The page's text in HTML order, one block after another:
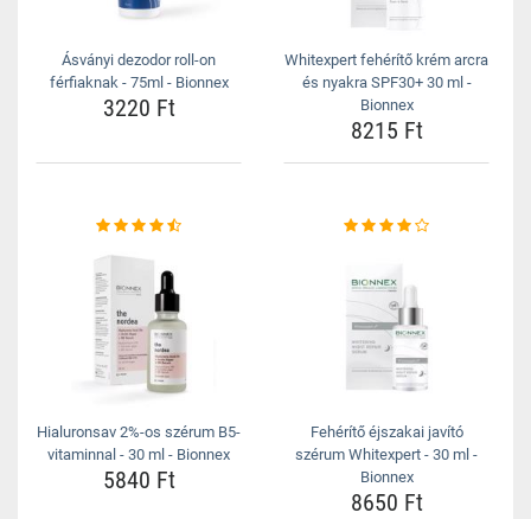
Ásványi dezodor roll-on
férfiaknak - 75ml - Bionnex
3220 Ft
Whitexpert fehérítő krém arcra
és nyakra SPF30+ 30 ml -
Bionnex
8215 Ft
Hialuronsav 2%-os szérum B5-
vitaminnal - 30 ml - Bionnex
5840 Ft
Fehérítő éjszakai javító
szérum Whitexpert - 30 ml -
Bionnex
8650 Ft